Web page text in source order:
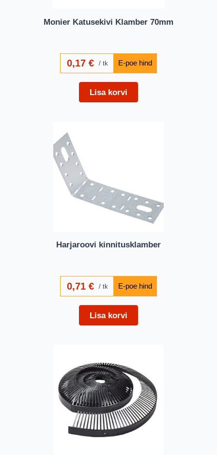
Monier Katusekivi Klamber 70mm
0,17€ tk
Lisa korvi
Harjaroovi kinnitusklamber
0,71€ tk
Lisa korvi